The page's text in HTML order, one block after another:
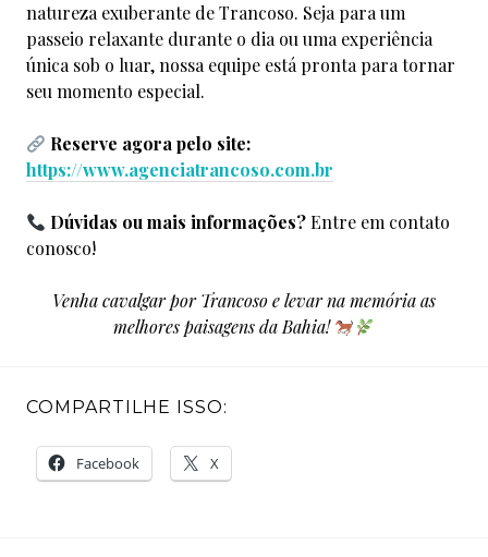
natureza exuberante de Trancoso. Seja para um
passeio relaxante durante o dia ou uma experiência
única sob o luar, nossa equipe está pronta para tornar
seu momento especial.
Reserve agora pelo site:
https://www.agenciatrancoso.com.br
Dúvidas ou mais informações?Entre em contato
conosco!
Venha cavalgar por Trancoso e levar na memória as
melhores paisagens da Bahia!
COMPARTILHE ISSO:
Facebook X